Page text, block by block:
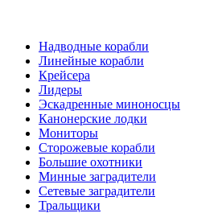
Надводные корабли
Линейные корабли
Крейсера
Лидеры
Эскадренные миноносцы
Канонерские лодки
Мониторы
Сторожевые корабли
Большие охотники
Минные заградители
Сетевые заградители
Тральщики